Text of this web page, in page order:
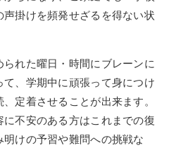
掛けを頻発せざるを得ない状
れた曜日・時間にブレーンに
、学期中に頑張って身につけ
定着させることが出来ます。
不安のある方はこれまでの復
けの予習や難問への挑戦な